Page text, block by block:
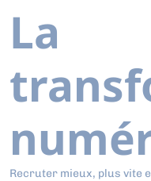
La
Recruter mieux, plus vite